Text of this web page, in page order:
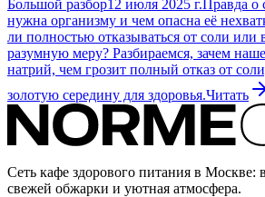
Большой разбор12 июля 2025 г.Правда о
нужна организму и чем опасна её
ли полностью отказываться от соли или
разумную меру? Разбираемся, зачем
натрий, чем грозит полный отказ от
золотую середину для здоровья.Читать
Сеть кафе здорового питания в Москве:
свежей обжарки и уютная атмосфера.